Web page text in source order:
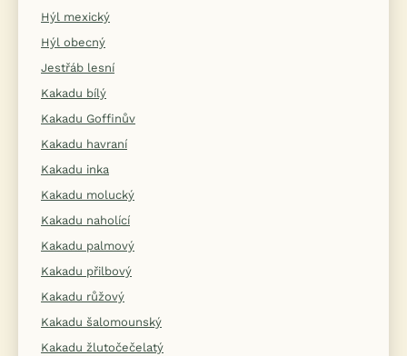
Hýl mexický
Hýl obecný
Jestřáb lesní
Kakadu bílý
Kakadu Goffinův
Kakadu havraní
Kakadu inka
Kakadu molucký
Kakadu naholící
Kakadu palmový
Kakadu přilbový
Kakadu růžový
Kakadu šalomounský
Kakadu žlutočečelatý